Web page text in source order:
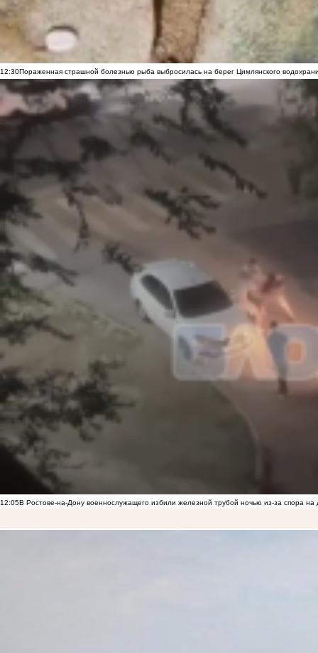
12:30Пораженная страшной болезнью рыба выбросилась на берег Цимлянского
12:05В Ростове-на-Дону военнослужащего избили железной трубой ночью из-за спора на